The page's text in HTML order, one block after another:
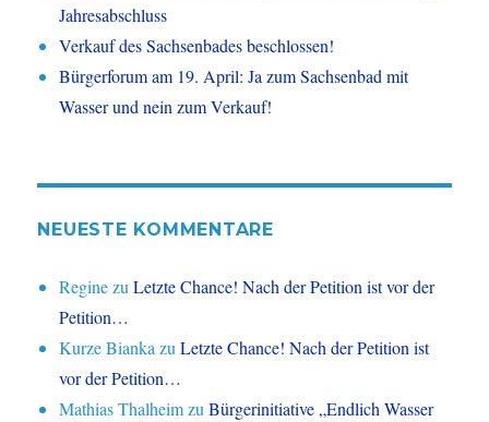
Jahresabschluss
Verkauf des Sachsenbades beschlossen!
Bürgerforum am 19. April: Ja zum Sachsenbad mit
Wasser und nein zum Verkauf!
NEUESTE KOMMENTARE
ReginezuLetzte Chance! Nach der Petition ist vor der
Petition…
Kurze BiankazuLetzte Chance! Nach der Petition ist
vor der Petition…
Mathias ThalheimzuBürgerinitiative „Endlich Wasser